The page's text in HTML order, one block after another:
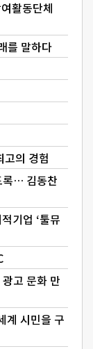
활동단체
를 말하다
고의 경험
록… 김동찬
기업 ‘툴뮤
고 문화 만
계 시민을 구